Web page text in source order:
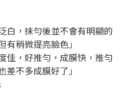
白，抹勻後並不會有明顯的
有稍微提亮臉色」
佳，好推勻，成膜快，推勻
差不多成膜好了」